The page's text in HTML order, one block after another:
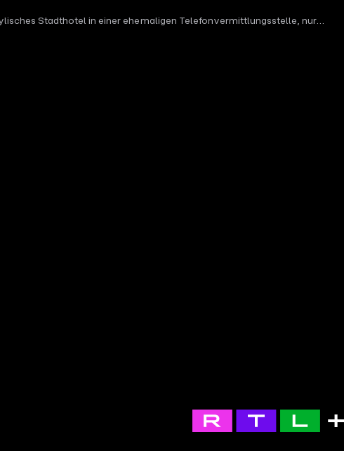
Stadthotel in einer ehemaligen Telefonvermittlungsstelle, nur